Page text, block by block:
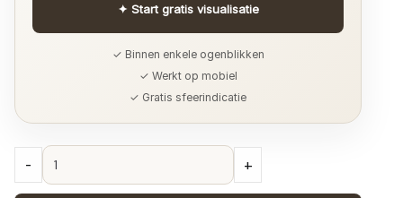
✦ Start gratis visualisatie
✓ Binnen enkele ogenblikken
✓ Werkt op mobiel
✓ Gratis sfeerindicatie
- +